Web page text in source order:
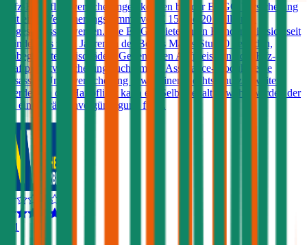
Kfz-Haftpflichtversicherungen können bei der ERGO Versicherung
mit einer Versicherungssumme von € 15 und 20 Millionen
abgeschlossen werden. Die ERGO bietet ihren Kunden, die sich seit
mindestens zwei Jahren in der Bonus Malus-Stufe 0 befinden,
unbegrenzte Freischäden. Gegen einen Aufpreis kann die Kfz-
Haftpflichtversicherung auch um ein Assistance-Produkt, eine
Insassen-Unfallversicherung sowie einen Rechtsschutz erweitert
werden. In der Haftpflicht kann ein Selbstbehalt gewählt werden der
zu einer Prämienvergünstigung führt.
4,1